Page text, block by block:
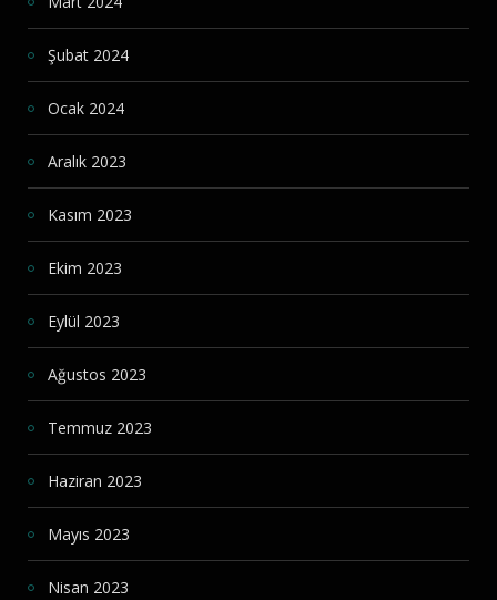
Şubat 2024
Ocak 2024
Aralık 2023
Kasım 2023
Ekim 2023
Eylül 2023
Ağustos 2023
Temmuz 2023
Haziran 2023
Mayıs 2023
Nisan 2023